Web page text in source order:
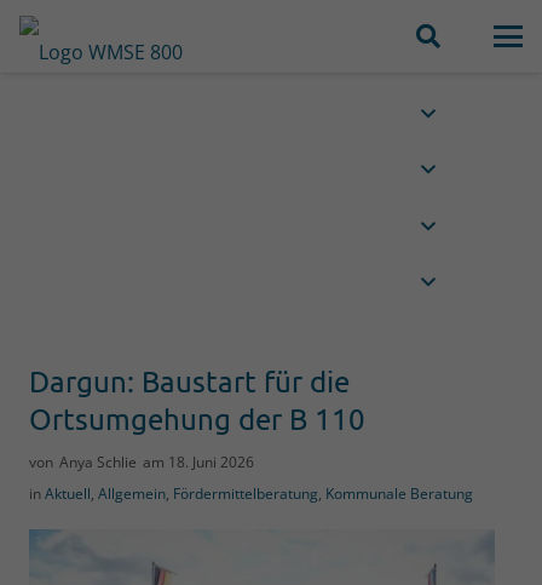
Dargun: Baustart für die
Ortsumgehung der B 110
von Anya Schlie am 18. Juni 2026
inAktuell, Allgemein, Fördermittelberatung, Kommunale Beratung